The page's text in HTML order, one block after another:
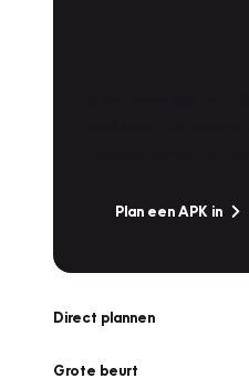
Plan een APK in
Direct plannen
Grote beurt